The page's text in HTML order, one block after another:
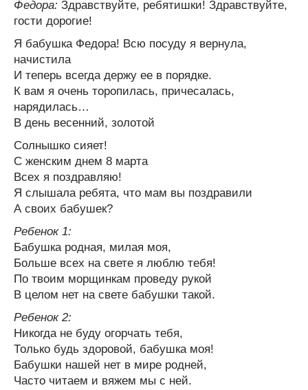
Федора: Здравствуйте, ребятишки! Здравствуйте,
гости дорогие!
Я бабушка Федора! Всю посуду я вернула,
начистила
И теперь всегда держу ее в порядке.
К вам я очень торопилась, причесалась,
нарядилась…
В день весенний, золотой
Солнышко сияет!
С женским днем 8 марта
Всех я поздравляю!
Я слышала ребята, что мам вы поздравили
А своих бабушек?
Ребенок 1:
Бабушка родная, милая моя,
Больше всех на свете я люблю тебя!
По твоим морщинкам проведу рукой
В целом нет на свете бабушки такой.
Ребенок 2:
Никогда не буду огорчать тебя,
Только будь здоровой, бабушка моя!
Бабушки нашей нет в мире родней,
Часто читаем и вяжем мы с ней.